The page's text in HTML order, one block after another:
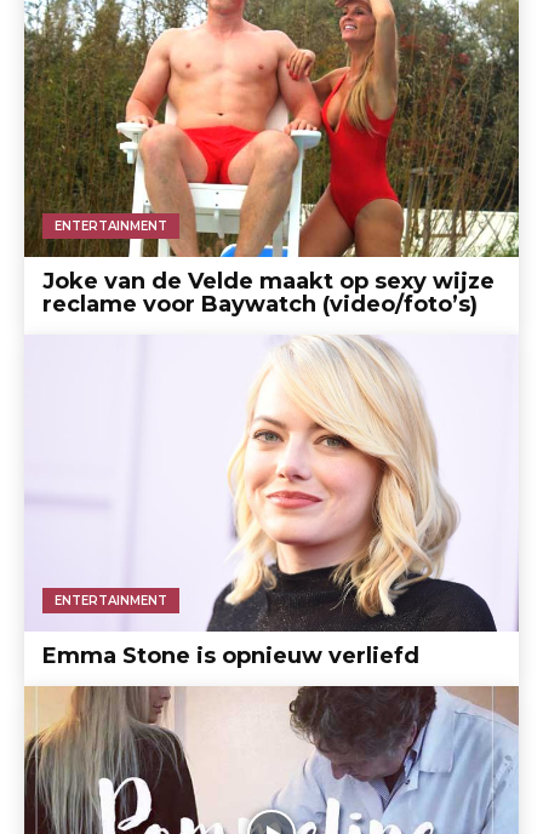
ENTERTAINMENT
Joke van de Velde maakt op sexy wijze
reclame voor Baywatch (video/foto’s)
ENTERTAINMENT
Emma Stone is opnieuw verliefd